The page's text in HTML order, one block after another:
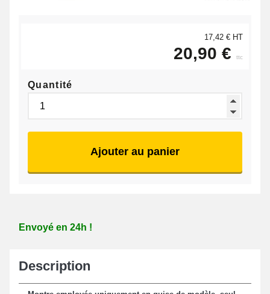
17,42 € HT
20,90 € ttc
Quantité
Ajouter au panier
Envoyé en 24h !
Description